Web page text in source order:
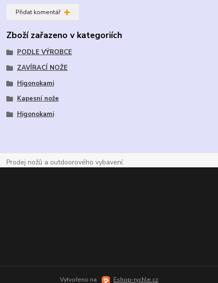
Přidat komentář
Zboží zařazeno v kategoriích
PODLE VÝROBCE
ZAVÍRACÍ NOŽE
Higonokami
Kapesní nože
Higonokami
Prodej nožů a outdoorového vybavení.
Vytvořeno na Eshop-rychle.cz